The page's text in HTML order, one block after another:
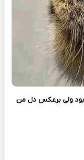
ولی برعکس دل من